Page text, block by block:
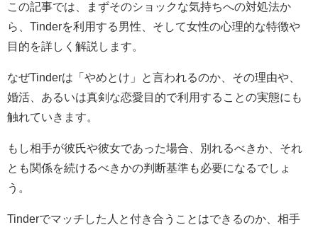
この記事では、まずそのショックな気持ちへの対処法か
ら、Tinderを利用する男性、そして女性の心理的な特徴や
目的を詳しく解説します。
なぜTinderは「やめとけ」と言われるのか、その理由や、
婚活、あるいは真剣な恋愛目的で利用することの実態にも
触れていきます。
もし相手が彼氏や彼女であった場合、別れるべきか、それ
とも関係を続けるべきかの判断基準も必要になるでしょ
う。
Tinderでマッチした人と付き合うことはできるのか、相手